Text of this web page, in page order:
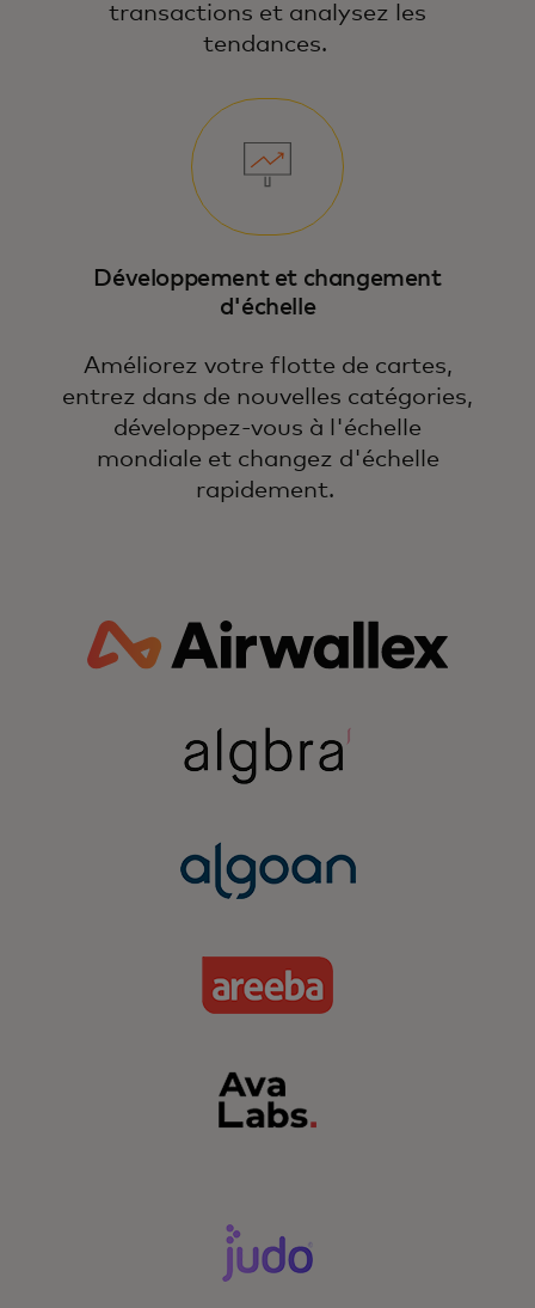
transactions et analysez les
tendances.
Développement et changement
d'échelle
Améliorez votre flotte de cartes,
entrez dans de nouvelles catégories,
développez-vous à l'échelle
mondiale et changez d'échelle
rapidement.